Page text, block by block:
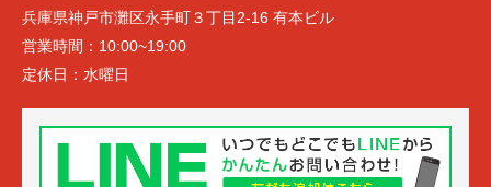
兵庫県神戸市灘区永手町３丁目2-16 有本ビル
営業時間： 10:00~19:00
定休日： 水曜日